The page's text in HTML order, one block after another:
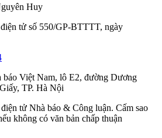
Huy
tử số 550/GP-BTTTT, ngày
báo Việt Nam, lô E2, đường Dương
TP. Hà Nội
tử Nhà báo & Công luận. Cấm sao
không có văn bản chấp thuận